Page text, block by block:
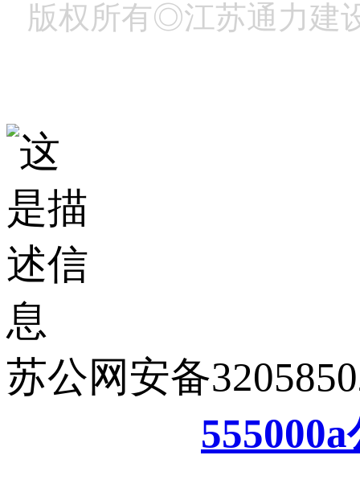
版权所有◎江苏通力建
苏公网安备